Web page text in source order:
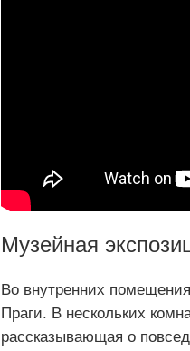
Музейная
Во внутренних
Праги. В нескольких
рассказывающая о